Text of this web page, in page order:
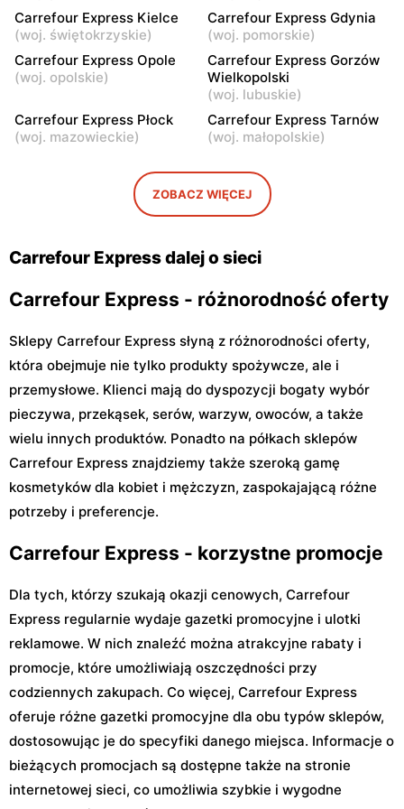
Carrefour Express
Warszawa, ul. Elektryczna
Carrefour Express
Warszawa, ul. Solec 32/34
Carrefour Express Carrefour Express
Warszawa, ul. Wąski Dunaj
10
Warszawa, ul. Grójecka 34
Warszawa, ul. Mordechaja
Anielewicza 2
Carrefour Express Kielce
(woj. świętokrzyskie)
Carrefour Express Gdynia
(woj. pomorskie)
Carrefour Express Opole
(woj. opolskie)
Carrefour Express Gorzów
Wielkopolski
(woj. lubuskie)
Carrefour Express Płock
(woj. mazowieckie)
Carrefour Express Tarnów
(woj. małopolskie)
ZOBACZ WIĘCEJ
Carrefour Express dalej o sieci
Carrefour Express - różnorodność oferty
Sklepy Carrefour Express słyną z różnorodności oferty,
która obejmuje nie tylko produkty spożywcze, ale i
przemysłowe. Klienci mają do dyspozycji bogaty wybór
pieczywa, przekąsek, serów, warzyw, owoców, a także
wielu innych produktów. Ponadto na półkach sklepów
Carrefour Express znajdziemy także szeroką gamę
kosmetyków dla kobiet i mężczyzn, zaspokajającą różne
potrzeby i preferencje.
Carrefour Express - korzystne promocje
Dla tych, którzy szukają okazji cenowych, Carrefour
Express regularnie wydaje gazetki promocyjne i ulotki
reklamowe. W nich znaleźć można atrakcyjne rabaty i
promocje, które umożliwiają oszczędności przy
codziennych zakupach. Co więcej, Carrefour Express
oferuje różne gazetki promocyjne dla obu typów sklepów,
dostosowując je do specyfiki danego miejsca. Informacje o
bieżących promocjach są dostępne także na stronie
internetowej sieci, co umożliwia szybkie i wygodne